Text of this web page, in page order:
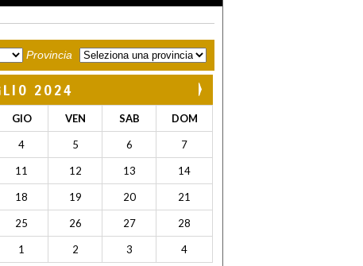
Provincia
2024
GIO VEN SAB DOM
4 5 6 7
11 12 13 14
18 19 20 21
25 26 27 28
1 2 3 4